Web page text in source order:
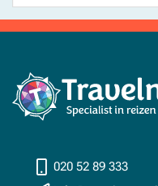
020 52 89 333